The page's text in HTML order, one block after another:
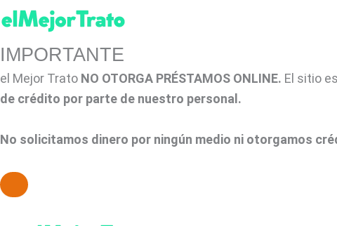
IMPORTANTE
el Mejor Trato NO OTORGA PRÉSTAMOS ONLINE. El sitio
de crédito por parte de nuestro personal.
No solicitamos dinero por ningún medio ni otorgamos